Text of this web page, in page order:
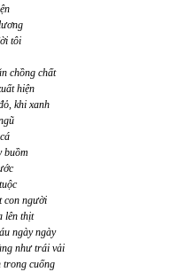
tôi
chồng chất
hiện
khi xanh
buồm
con người
lên thịt
ngày ngày
như trái vải
cuống